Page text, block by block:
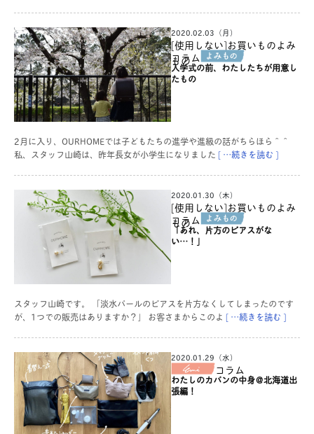
2020.02.03（月）
[使用しない]お買いものよみ
もの
コラム
入学式の前、わたしたちが用意し
たもの
2月に入り、OURHOMEでは子どもたちの進学や進級の話がちらほら＾＾
私、スタッフ山崎は、昨年長女が小学生になりました [ …続きを読む ]
2020.01.30（木）
[使用しない]お買いものよみ
もの
コラム
「あれ、片方のピアスがな
い…！」
スタッフ山崎です。 「淡水パールのピアスを片方なくしてしまったのです
が、1つでの販売はありますか？」 お客さまからこのよ [ …続きを読む ]
2020.01.29（水）
コラム
わたしのカバンの中身＠北海道出
張編！